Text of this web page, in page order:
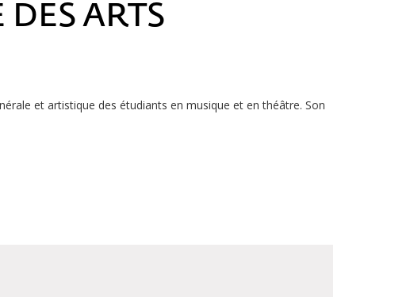
ARTS
et artistique des étudiants en musique et en théâtre. Son